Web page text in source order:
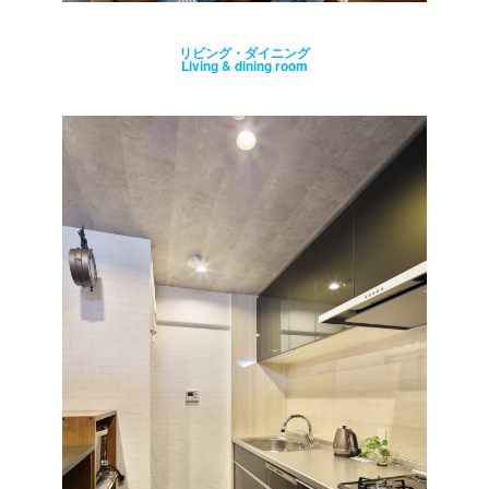
リビング・ダイニング
Living & dining room